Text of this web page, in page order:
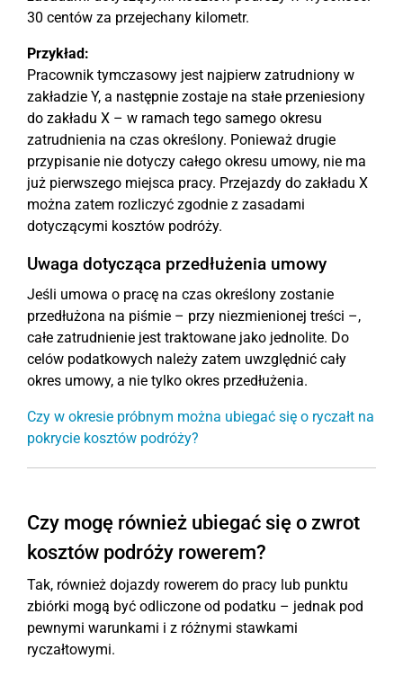
30 centów za przejechany kilometr.
Przykład:
Pracownik tymczasowy jest najpierw zatrudniony w
zakładzie Y, a następnie zostaje na stałe przeniesiony
do zakładu X – w ramach tego samego okresu
zatrudnienia na czas określony. Ponieważ drugie
przypisanie nie dotyczy całego okresu umowy, nie ma
już pierwszego miejsca pracy. Przejazdy do zakładu X
można zatem rozliczyć zgodnie z zasadami
dotyczącymi kosztów podróży.
Uwaga dotycząca przedłużenia umowy
Jeśli umowa o pracę na czas określony zostanie
przedłużona na piśmie – przy niezmienionej treści –,
całe zatrudnienie jest traktowane jako jednolite. Do
celów podatkowych należy zatem uwzględnić cały
okres umowy, a nie tylko okres przedłużenia.
Czy w okresie próbnym można ubiegać się o ryczałt na
pokrycie kosztów podróży?
Czy mogę również ubiegać się o zwrot
kosztów podróży rowerem?
Tak, również dojazdy rowerem do pracy lub punktu
zbiórki mogą być odliczone od podatku – jednak pod
pewnymi warunkami i z różnymi stawkami
ryczałtowymi.